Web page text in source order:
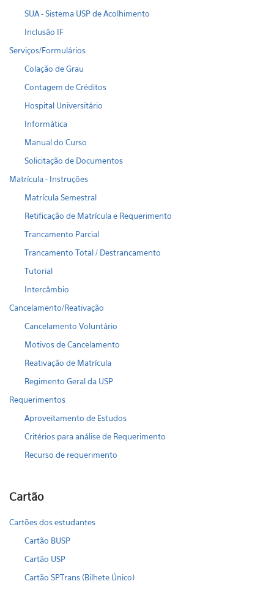
SUA - Sistema USP de Acolhimento
Inclusão IF
Serviços/Formulários
Colação de Grau
Contagem de Créditos
Hospital Universitário
Informática
Manual do Curso
Solicitação de Documentos
Matrícula - Instruções
Matrícula Semestral
Retificação de Matrícula e Requerimento
Trancamento Parcial
Trancamento Total / Destrancamento
Tutorial
Intercâmbio
Cancelamento/Reativação
Cancelamento Voluntário
Motivos de Cancelamento
Reativação de Matrícula
Regimento Geral da USP
Requerimentos
Aproveitamento de Estudos
Critérios para análise de Requerimento
Recurso de requerimento
Cartão
Cartões dos estudantes
Cartão BUSP
Cartão USP
Cartão SPTrans (Bilhete Único)